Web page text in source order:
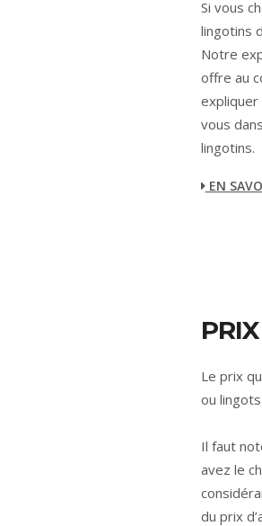
Si vous
lingotins
Notre
offre au
vous
lingotins.
EN
Le prix
ou
Il faut
avez le
du prix